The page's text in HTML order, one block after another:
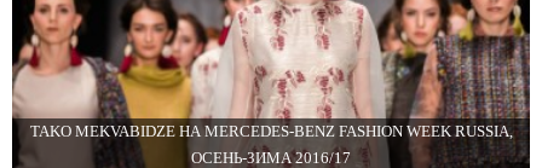
TAKO MEKVABIDZE НА MERCEDES-BENZ FASHION WEEK RUSSIA,
ОСЕНЬ-ЗИМА 2016/17